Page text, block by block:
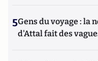
5Gens du voyage : la
d'Attal fait des